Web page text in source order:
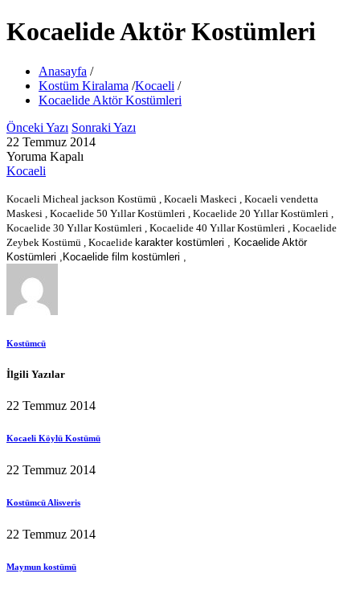
Kocaelide Aktör Kostümleri
Anasayfa /
Kostüm Kiralama /Kocaeli /
Kocaelide Aktör Kostümleri
Önceki Yazı Sonraki Yazı
22 Temmuz 2014
Yoruma Kapalı
Kocaeli
Kocaeli Micheal jackson Kostümü , Kocaeli Maskeci , Kocaeli vendetta
Maskesi , Kocaelide 50 Yıllar Kostümleri , Kocaelide 20 Yıllar Kostümleri ,
Kocaelide 30 Yıllar Kostümleri , Kocaelide 40 Yıllar Kostümleri , Kocaelide
Zeybek Kostümü , Kocaelide karakter kostümleri , Kocaelide Aktör
Kostümleri ,Kocaelide film kostümleri ,
Kostümcü
İlgili Yazılar
22 Temmuz 2014
Kocaeli Köylü Kostümü
22 Temmuz 2014
Kostümcü Alisveris
22 Temmuz 2014
Maymun kostümü